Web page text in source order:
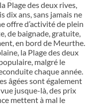
Plage des deux rives,
ans, sans jamais ne
offre d’activité de plein
de baignade, gratuite,
en bord de Meurthe.
la Plage des deux
malgré le
chaque année.
âgées sont également
jusque-là, des prix
mettent à mal le